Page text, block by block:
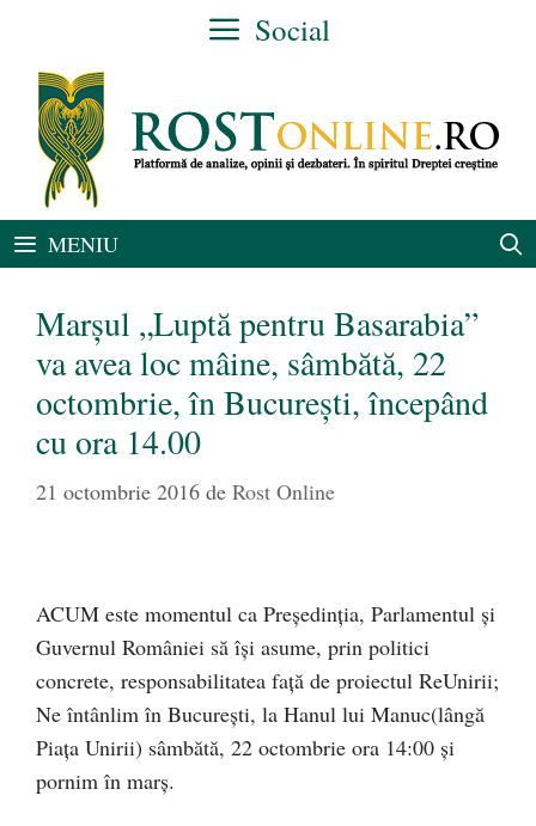
conținut
Social
MENIU
Marșul „Luptă pentru Basarabia”
va avea loc mâine, sâmbătă, 22
octombrie, în București, începând
cu ora 14.00
21 octombrie 2016 de Rost Online
ACUM este momentul ca Președinția, Parlamentul și
Guvernul României să își asume, prin politici
concrete, responsabilitatea față de proiectul ReUnirii;
Ne întânlim în București, la Hanul lui Manuc(lângă
Piața Unirii) sâmbătă, 22 octombrie ora 14:00 și
pornim în marș.